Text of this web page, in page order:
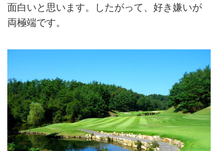
面白いと思います。したがって、好き嫌いが
両極端です。